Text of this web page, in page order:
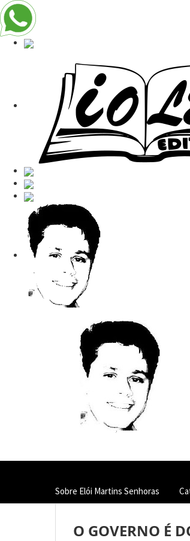
Sobre Elói Martins Senhoras
O GOVERNO É